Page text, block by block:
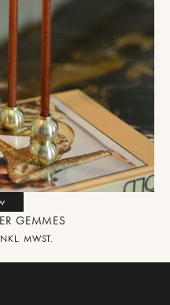
GEMMES
MWST.